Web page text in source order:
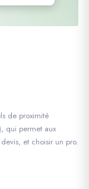
de proximité
qui permet aux
et choisir un pro.